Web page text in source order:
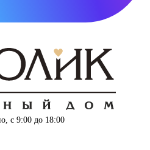
с 9:00 до 18:00